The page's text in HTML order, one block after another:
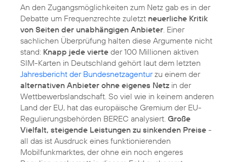
An den Zugangsmöglichkeiten zum Netz gab es in der
Debatte um Frequenzrechte zuletzt neuerliche Kritik
von Seiten der unabhängigen Anbieter. Einer
sachlichen Überprüfung halten diese Argumente nicht
stand: Knapp jede vierte der 100 Millionen aktiven
SIM-Karten in Deutschland gehört laut dem letzten
Jahresbericht der Bundesnetzagenturzu einem der
alternativen Anbieter ohne eigenes Netz in der
Wettbewerbslandschaft. So viel wie in keinem anderen
Land der EU, hat das europäische Gremium der EU-
Regulierungsbehörden BEREC analysiert. Große
Vielfalt, steigende Leistungen zu sinkenden Preise -
all das ist Ausdruck eines funktionierenden
Mobilfunkmarktes, der ohne ein noch engeres